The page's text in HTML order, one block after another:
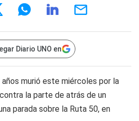
Diario UNO en
murió este miércoles por la
contra la parte de atrás de un
parada sobre la Ruta 50, en